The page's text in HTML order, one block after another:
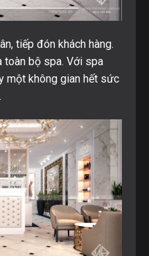
tiếp đón khách hàng.
toàn bộ spa. Với spa
một không gian hết sức